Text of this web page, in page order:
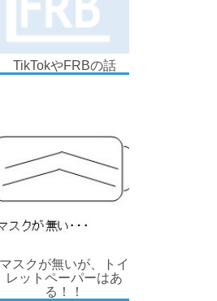
TikTokやFRBの話
マスクが無いが、トイ
レットペーパーはあ
る！！